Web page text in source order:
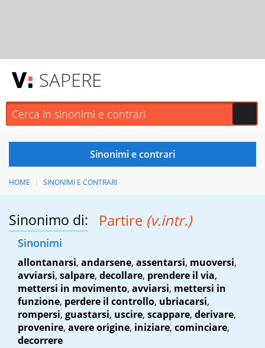
SAPERE
HOME SINONIMI E CONTRARI
Sinonimo di: Partire (v.intr.)
Sinonimi
allontanarsi, andarsene, assentarsi, muoversi,
avviarsi, salpare, decollare, prendere il via,
mettersi in movimento, avviarsi, mettersi in
funzione, perdere il controllo, ubriacarsi,
rompersi, guastarsi, uscire, scappare, derivare,
provenire, avere origine, iniziare, cominciare,
decorrere